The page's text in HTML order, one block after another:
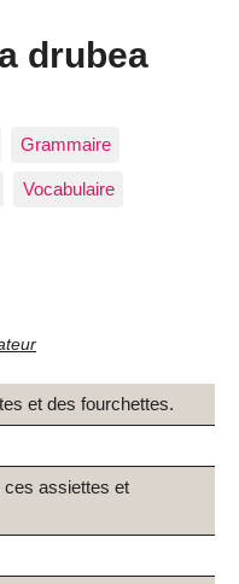
drubea
Grammaire
Vocabulaire
et des fourchettes.
ces assiettes et